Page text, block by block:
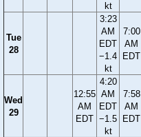
kt
Tue
28
3:23
AM
EDT
−1.4
kt
7:00
AM
EDT
Wed
29
12:55
AM
EDT
4:20
AM
EDT
−1.5
kt
7:58
AM
EDT